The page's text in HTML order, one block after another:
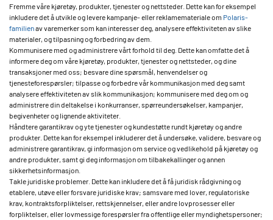
Fremme våre kjøretøy, produkter, tjenester og nettsteder. Dette kan for eksempel
inkludere det å utvikle og levere kampanje- eller reklamemateriale om Polaris-
familienav varemerker som kan interesser deg, analysere effektiviteten av slike
materialer, og tilpasning og forbedring av dem.
Kommunisere med og administrere vårt forhold til deg. Dette kan omfatte det å
informere deg om våre kjøretøy, produkter, tjenester og nettsteder, og dine
transaksjoner med oss; besvare dine spørsmål, henvendelser og
tjenesteforespørsler; tilpasse og forbedre vår kommunikasjon med deg samt
analysere effektiviteten av slik kommunikasjon; kommunisere med deg om og
administrere din deltakelse i konkurranser, spørreundersøkelser, kampanjer,
begivenheter og lignende aktiviteter.
Håndtere garantikrav og yte tjenester og kundestøtte rundt kjøretøy og andre
produkter. Dette kan for eksempel inkluderer det å undersøke, validere, besvare og
administrere garantikrav, gi informasjon om service og vedlikehold på kjøretøy og
andre produkter, samt gi deg informasjon om tilbakekallinger og annen
sikkerhetsinformasjon.
Takle juridiske problemer. Dette kan inkludere det å få juridisk rådgivning og
etablere, utøve eller forsvare juridiske krav; samsvare med lover, regulatoriske
krav, kontraktsforpliktelser, rettskjennelser, eller andre lovprosesser eller
forpliktelser, eller lovmessige forespørsler fra offentlige eller myndighetspersoner;